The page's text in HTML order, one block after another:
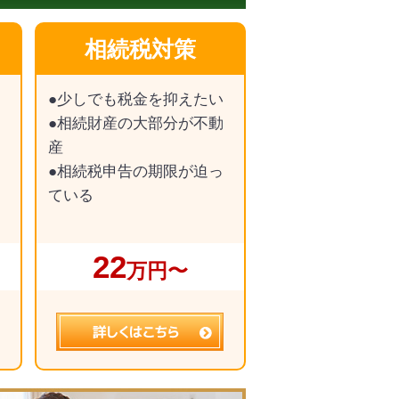
相続税対策
●少しでも税金を抑えたい
●相続財産の大部分が不動
産
●相続税申告の期限が迫っ
ている
22万円〜